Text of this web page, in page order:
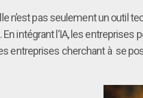
n’est pas seulement un outil
intégrant l’IA, les entreprises
entreprises cherchant à se